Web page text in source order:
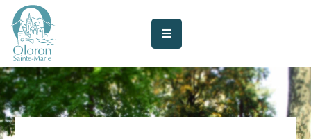
AUJOURD’HUI
À
OLORON
JE